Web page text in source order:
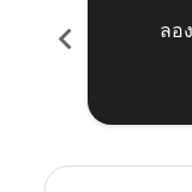
chevron_left
ลอ